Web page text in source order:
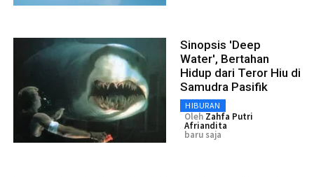
Sinopsis 'Deep
Water', Bertahan
Hidup dari Teror Hiu di
Samudra Pasifik
HIBURAN
Oleh Zahfa Putri
Afriandita
baru saja